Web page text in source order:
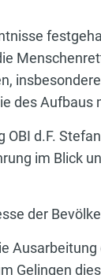
des Aufbaus
d.F.
im Blick
der
Gelingen